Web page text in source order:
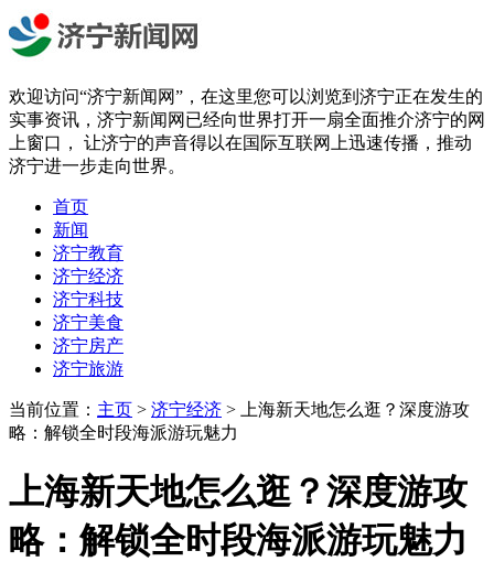
欢迎访问“济宁新闻网”，在这里您可以浏览到济宁正在发生的
实事资讯，济宁新闻网已经向世界打开一扇全面推介济宁的网
上窗口， 让济宁的声音得以在国际互联网上迅速传播，推动
济宁进一步走向世界。
首页
新闻
济宁教育
济宁经济
济宁科技
济宁美食
济宁房产
济宁旅游
当前位置： 主页 > 济宁经济 > 上海新天地怎么逛？深度游攻
略：解锁全时段海派游玩魅力
上海新天地怎么逛？深度游攻
略：解锁全时段海派游玩魅力